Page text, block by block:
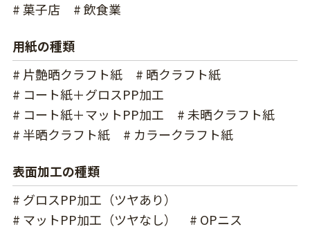
# 菓子店
# 飲食業
用紙の種類
# 片艶晒クラフト紙
# 晒クラフト紙
# コート紙＋グロスPP加工
# コート紙＋マットPP加工
# 未晒クラフト紙
# 半晒クラフト紙
# カラークラフト紙
表面加工の種類
# グロスPP加工（ツヤあり）
# マットPP加工（ツヤなし）
# OPニス